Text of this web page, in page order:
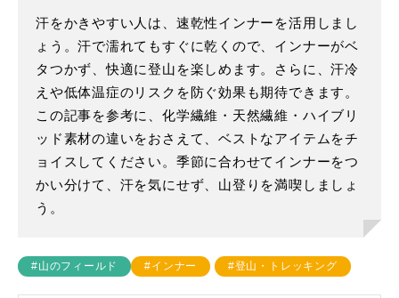
汗をかきやすい人は、速乾性インナーを活用しまし
ょう。汗で濡れてもすぐに乾くので、インナーがベ
タつかず、快適に登山を楽しめます。さらに、汗冷
えや低体温症のリスクを防ぐ効果も期待できます。
この記事を参考に、化学繊維・天然繊維・ハイブリ
ッド素材の違いをおさえて、ベストなアイテムをチ
ョイスしてください。季節に合わせてインナーをつ
かい分けて、汗を気にせず、山登りを満喫しましょ
う。
#山のフィールド #インナー #登山・トレッキング